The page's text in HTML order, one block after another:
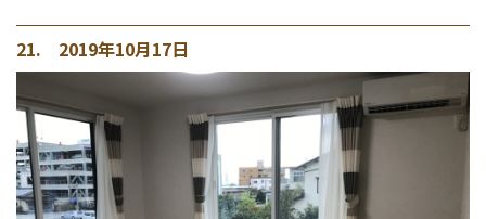
21. 2019年10月17日